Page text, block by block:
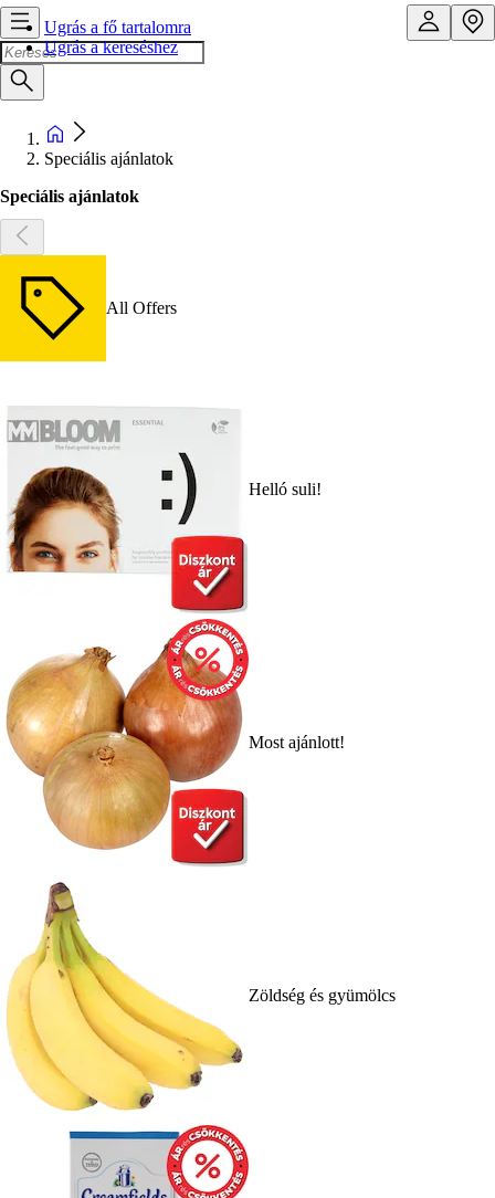
Ugrás a fő tartalomra
Ugrás a kereséshez
Speciális ajánlatok
Speciális ajánlatok
All Offers
Helló suli!
Most ajánlott!
Zöldség és gyümölcs